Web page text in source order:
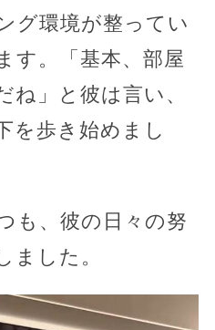
グ環境が整ってい
す。「基本、部屋
ね」と彼は言い、
を歩き始めまし
も、彼の日々の努
ました。